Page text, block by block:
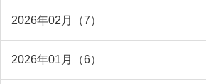
2026年02月（7）
2026年01月（6）